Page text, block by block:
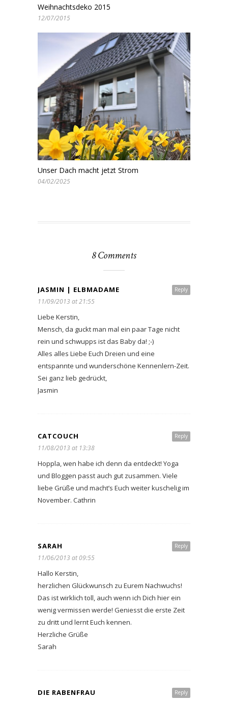
Weihnachtsdeko 2015
12/07/2015
Unser Dach macht jetzt Strom
04/02/2025
8 Comments
Reply
JASMIN | ELBMADAME
11/09/2013 at 21:55
Liebe Kerstin,
Mensch, da guckt man mal ein paar Tage nicht
rein und schwupps ist das Baby da! ;-)
Alles alles Liebe Euch Dreien und eine
entspannte und wunderschöne Kennenlern-Zeit.
Sei ganz lieb gedrückt,
Jasmin
Reply
CATCOUCH
11/08/2013 at 13:38
Hoppla, wen habe ich denn da entdeckt! Yoga
und Bloggen passt auch gut zusammen. Viele
liebe Grüße und macht’s Euch weiter kuschelig im
November. Cathrin
Reply
SARAH
11/06/2013 at 09:55
Hallo Kerstin,
herzlichen Glückwunsch zu Eurem Nachwuchs!
Das ist wirklich toll, auch wenn ich Dich hier ein
wenig vermissen werde! Geniesst die erste Zeit
zu dritt und lernt Euch kennen.
Herzliche Grüße
Sarah
Reply
DIE RABENFRAU